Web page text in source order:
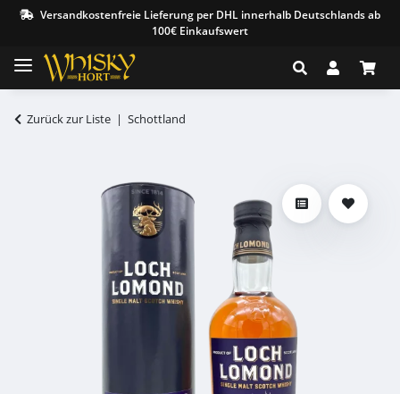
Versandkostenfreie Lieferung per DHL innerhalb Deutschlands ab
100€ Einkaufswert
Zurück zur Liste Schottland